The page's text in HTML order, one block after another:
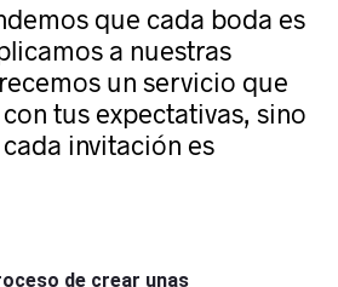
que cada boda es
a nuestras
un servicio que
tus expectativas, sino
invitación es
de crear unas